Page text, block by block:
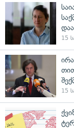
15
15